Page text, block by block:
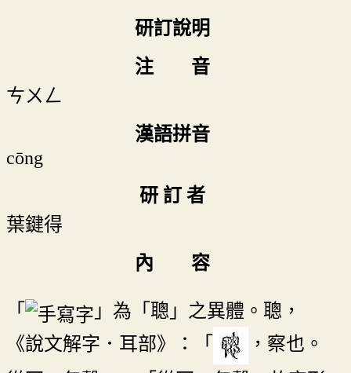
研訂說明
注 音
ㄘㄨㄥ
漢語拼音
cōng
研 訂 者
葉鍵得
內 容
「
」為「聰」之異體。聰，
《說文解字．耳部》：「
，察也。